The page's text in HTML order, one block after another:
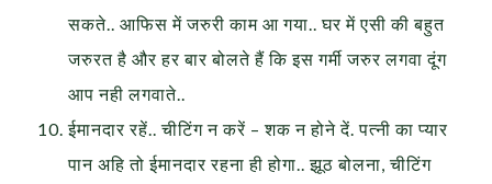
सकते.. आफिस में जरुरी काम आ गया.. घर में एसी की बहुत
जरुरत है और हर बार बोलते हैं कि इस गर्मी जरुर लगवा दूंग
आप नही लगवाते..
ईमानदार रहें.. चीटिंग न करें – शक न होने दें. पत्नी का प्यार
पान अहि तो ईमानदार रहना ही होगा.. झूठ बोलना, चीटिंग